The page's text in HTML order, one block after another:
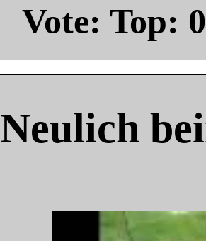
Vote: Top: 0
Neulich